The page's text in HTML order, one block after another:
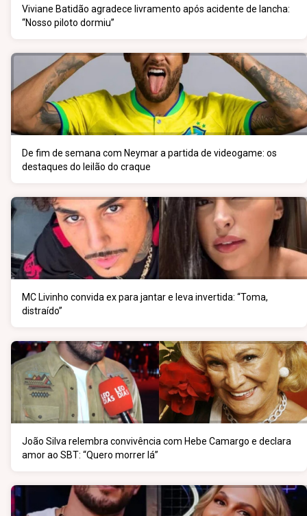
Viviane Batidão agradece livramento após acidente de lancha:
“Nosso piloto dormiu”
De fim de semana com Neymar a partida de videogame: os
destaques do leilão do craque
MC Livinho convida ex para jantar e leva invertida: “Toma,
distraído”
João Silva relembra convivência com Hebe Camargo e declara
amor ao SBT: “Quero morrer lá”